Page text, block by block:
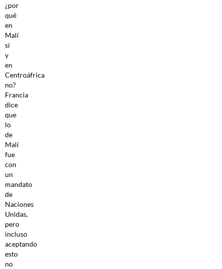
¿por
qué
en
Malí
sí
y
en
Centroáfrica
no?
Francia
dice
que
lo
de
Malí
fue
con
un
mandato
de
Naciones
Unidas,
pero
incluso
aceptando
esto
no